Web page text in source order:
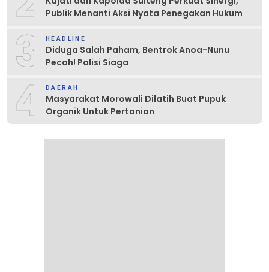
Publik Menanti Aksi Nyata Penegakan Hukum
3 HEADLINE
Diduga Salah Paham, Bentrok Anoa-Nunu
Pecah! Polisi Siaga
4 DAERAH
Masyarakat Morowali Dilatih Buat Pupuk
Organik Untuk Pertanian